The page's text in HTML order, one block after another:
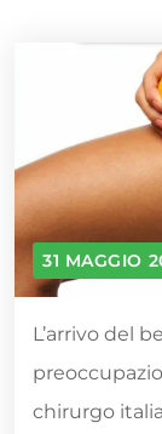
31 MAGGIO
L’arrivo del
chirurgo